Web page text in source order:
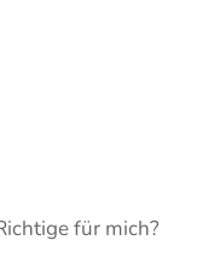
für mich?